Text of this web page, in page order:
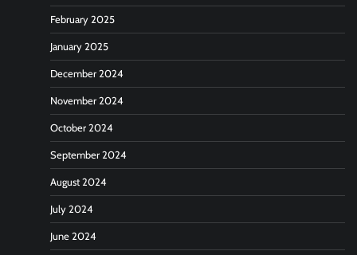
February 2025
January 2025
December 2024
November 2024
October 2024
September 2024
August 2024
July 2024
June 2024